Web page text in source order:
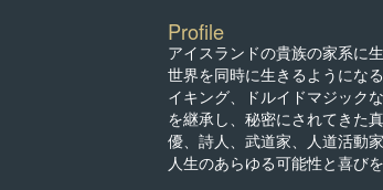
Profile
アイスランドの貴族の家系に
世界を同時に生きるようにな
イキング、ドルイドマジック
を継承し、秘密にされてきた
優、詩人、武道家、人道活動
人生のあらゆる可能性と喜び